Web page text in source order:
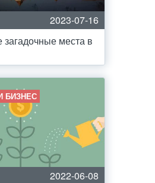
2023-07-16
места в
БИЗНЕС
2022-06-08